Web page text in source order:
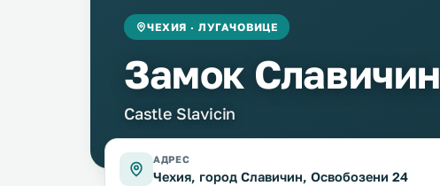
ЧЕХИЯ · ЛУГАЧОВИЦЕ
Замок Славичин
Castle Slavicin
АДРЕС
Чехия, город Славичин, Освобозени 24